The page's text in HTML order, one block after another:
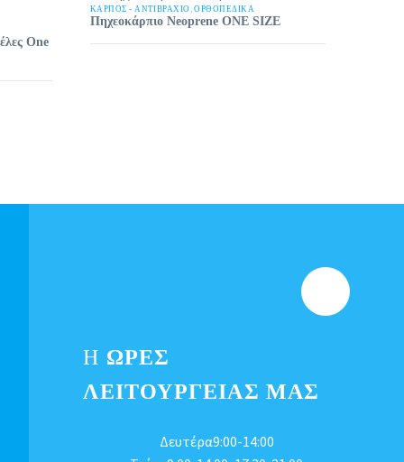
One
ΚΑΡΠΌΣ - ΑΝΤΙΒΡΆΧΙΟ,ΟΡΘΟΠΕΔΙΚΑ
Πηχεοκάρπιο Neoprene ONE SIZE
Η ΩΡΕΣ
ΛΕΙΤΟΥΡΓΕΊΑΣ ΜΑΣ
Δευτέρα9:00-14:00